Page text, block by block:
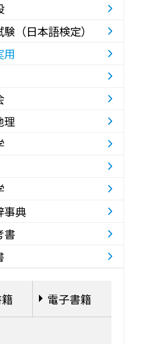
（日本語検定）
用
理
事典
書
電子書籍